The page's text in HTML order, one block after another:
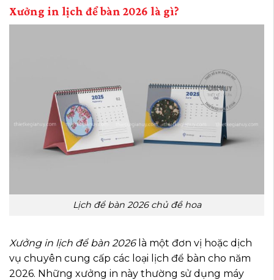
Xưởng in lịch để bàn 2026 là gì?
Lịch để bàn 2026 chủ đề hoa
Xưởng in lịch để bàn 2026là một đơn vị hoặc dịch
vụ chuyên cung cấp các loại lịch để bàn cho năm
2026. Những xưởng in này thường sử dụng máy